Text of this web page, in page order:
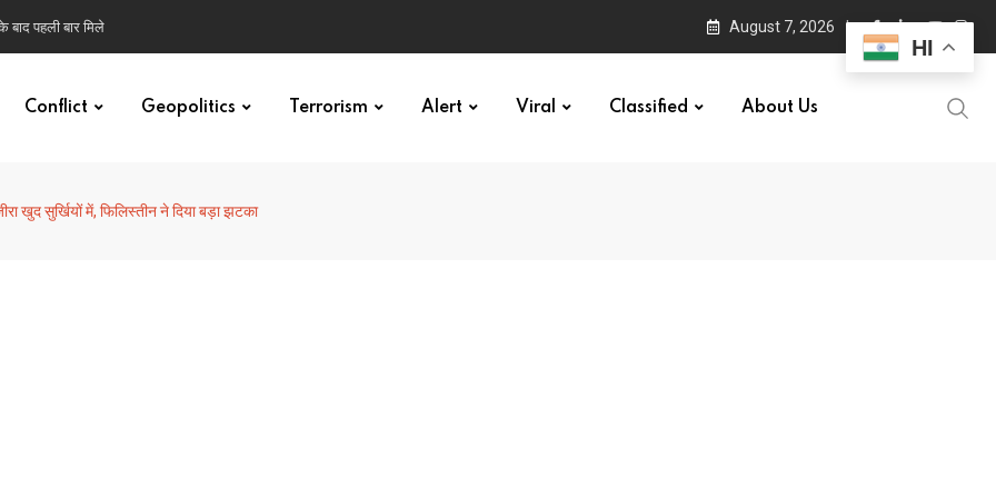
पहली बार मिले August 7, 2026
Conflict Geopolitics Terrorism Alert Viral Classified About Us
खुद सुर्खियों में, फिलिस्तीन ने दिया बड़ा झटका
HI